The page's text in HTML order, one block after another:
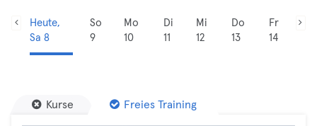
Heute,
Sa 8
So
9
Mo
10
Di
11
Mi
12
Do
13
Fr
14
Kurse Freies Training